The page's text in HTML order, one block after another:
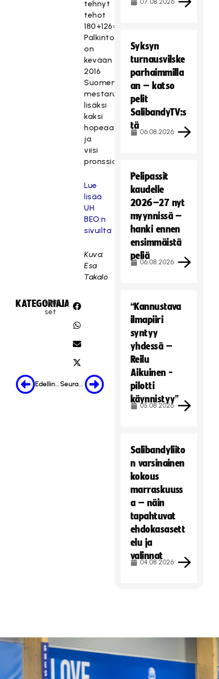
tehnyt
tehot
180+126=306.
Palkintokaapissa
on
kevään
2016
Suomen
mestaruuden
lisäksi
kaksi
hopeaa
ja
viisi
pronssia.
Lue
lisää
UH
BEO:n
sivuilta
Kuva:
Esa
Takalo
KATEGORIA:
Uuti
set
JAA:
Edellinen Seuraava
07.08.2026
Syksyn
turnausvilske
parhaimmilla
an – katso
pelit
SalibandyTV:s
tä
06.08.2026
Pelipassit
kaudelle
2026–27 nyt
myynnissä –
hanki ennen
ensimmäistä
peliä
06.08.2026
“Kannustava
ilmapiiri
syntyy
yhdessä –
Reilu
Aikuinen -
pilotti
käynnistyy”
05.08.2026
Salibandyliito
n varsinainen
kokous
marraskuuss
a – näin
tapahtuvat
ehdokasasett
elu ja
valinnat
04.08.2026